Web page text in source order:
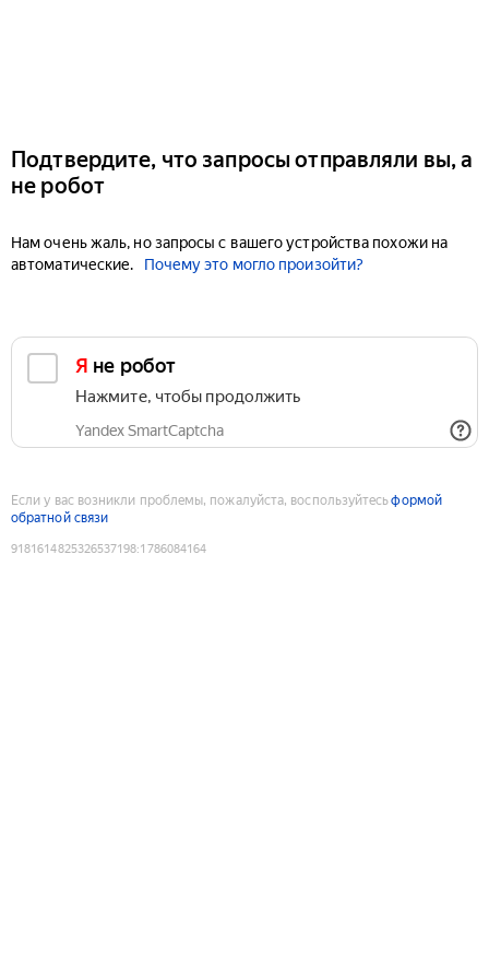
Подтвердите, что запросы отправляли вы, а
не робот
Нам очень жаль, но запросы с вашего устройства похожи на
автоматические.
Почему это могло произойти?
Я не робот
Нажмите, чтобы продолжить
Yandex SmartCaptcha
Если у вас возникли проблемы, пожалуйста, воспользуйтесьформой
обратной связи
9181614825326537198:1786084164